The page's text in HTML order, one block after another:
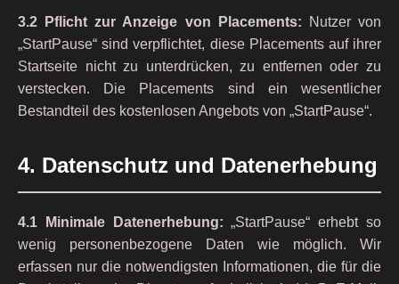
3.2 Pflicht zur Anzeige von Placements: Nutzer von
„StartPause“ sind verpflichtet, diese Placements auf ihrer
Startseite nicht zu unterdrücken, zu entfernen oder zu
verstecken. Die Placements sind ein wesentlicher
Bestandteil des kostenlosen Angebots von „StartPause“.
4. Datenschutz und Datenerhebung
4.1 Minimale Datenerhebung: „StartPause“ erhebt so
wenig personenbezogene Daten wie möglich. Wir
erfassen nur die notwendigsten Informationen, die für die